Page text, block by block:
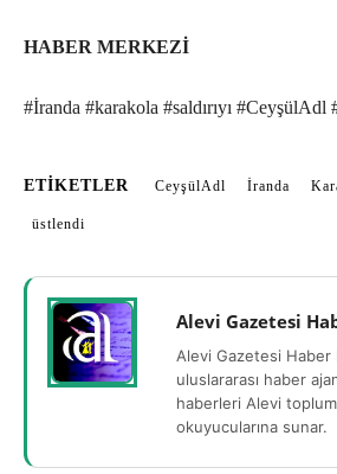
HABER MERKEZİ
#İranda #karakola #saldırıyı #CeyşülAdl
ETIKETLER CeyşülAdl İranda
üstlendi
Alevi Gazetesi
Alevi Gazetesi
uluslararası haber
haberleri Alevi
okuyucularına sunar.